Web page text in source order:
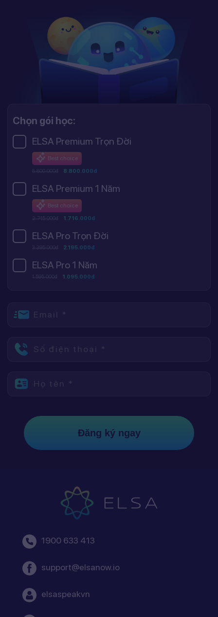
Chọn gói học:
ELSA Premium Trọn Đời
Best choice
8.800.000đ 8.800.000đ
ELSA Premium 1 Năm
Best choice
2.745.000đ 1.716.000đ
ELSA Pro Trọn Đời
3.395.000đ 2.195.000đ
ELSA Pro 1 Năm
1.595.000đ 1.095.000đ
Email *
Số điện thoại *
Họ tên *
Đăng ký ngay
1900 633 413
support@elsanow.io
elsaspeakvn